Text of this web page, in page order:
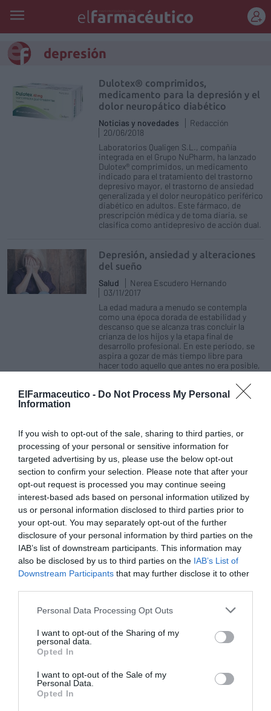
ElFarmaceutico - Do Not Process My Personal
Information
If you wish to opt-out of the sale, sharing to third parties, or
processing of your personal or sensitive information for
targeted advertising by us, please use the below opt-out
section to confirm your selection. Please note that after your
opt-out request is processed you may continue seeing
interest-based ads based on personal information utilized by
us or personal information disclosed to third parties prior to
your opt-out. You may separately opt-out of the further
disclosure of your personal information by third parties on the
IAB’s list of downstream participants. This information may
also be disclosed by us to third parties on the IAB’s List of
Downstream Participants that may further disclose it to other
Personal Data Processing Opt Outs
I want to opt-out of the Sharing of my
personal data.
Opted In
I want to opt-out of the Sale of my
Personal Data.
Opted In
depresión
Dulotex® comprimidos,
medicamento para la depresión y el
dolor neuropático diabético
Noticias y novedades
Redacción
20/06/2018
Laboratorios Qualigen S.L., compañía
integrada en el Grupo NuPharm, ha lanzado
Dulotex® comprimidos, un medicamento
indicado para el tratamiento del trastorno
depresivo mayor, el trastorno de ansiedad
generalizada y el dolor neuropático periférico
diabético en adultos. Este fármaco, de
prescripción médica y de toma diaria, se
clasifica como antidepresivo de acción dual.
Depresión, ansiedad y alteraciones
del sueño
Salud
Nerea Escudero Hernando
03/11/2017
La edad madura a menudo se contempla
como una época dorada de estabilidad y
descanso que se alcanza tras concluir la
crianza de los hijos y la etapa final de
desarrollo profesional. En este periodo, se
aspira a gozar de más tiempo libre para
hacer todo aquello que antes no era posible,
disfrutando en definitiva de una segunda
Noticias y novedades Redacción
06/04/2017
«El abandono prematuro del tratamiento antidepresivo constituye
una barrera importante para el tratamiento de la depresión en la
práctica clínica diaria y tiene impactos negativos en caso de
tratamientos posteriores». Esta es una de las conclusiones del
informe publicado por el Consejo General de Colegios Oficiales de
Farmacéuticos en relación con la depresión, con motivo del Día
Mundial de la Salud que se celebra, como cada año, el 7 de abril.
La farmacia como espacio de
cultura en Salud
07/11/2016
Ácidos grasos omega-3 como
tratamiento complementario de la
depresión: ¿qué evidencia tenemos?
La enfermedad depresiva constituye un
importante problema de salud pública tanto